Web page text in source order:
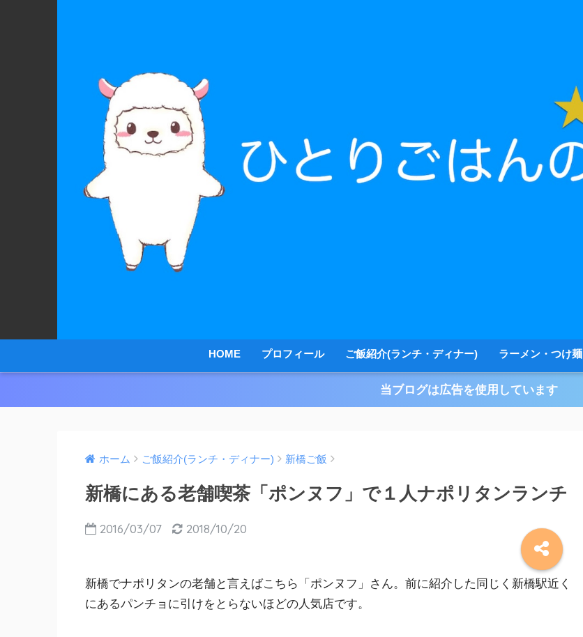
HOME プロフィール ご飯紹介(ランチ・ディナー) ラーメン・つけ麺
当ブログは広告を使用しています
ホーム ご飯紹介(ランチ・ディナー) 新橋ご飯
新橋にある老舗喫茶「ポンヌフ」で１人ナポリタンランチ
2016/03/07 2018/10/20
新橋でナポリタンの老舗と言えばこちら「ポンヌフ」さん。前に紹介した同じく新橋駅近く
にあるパンチョに引けをとらないほどの人気店です。